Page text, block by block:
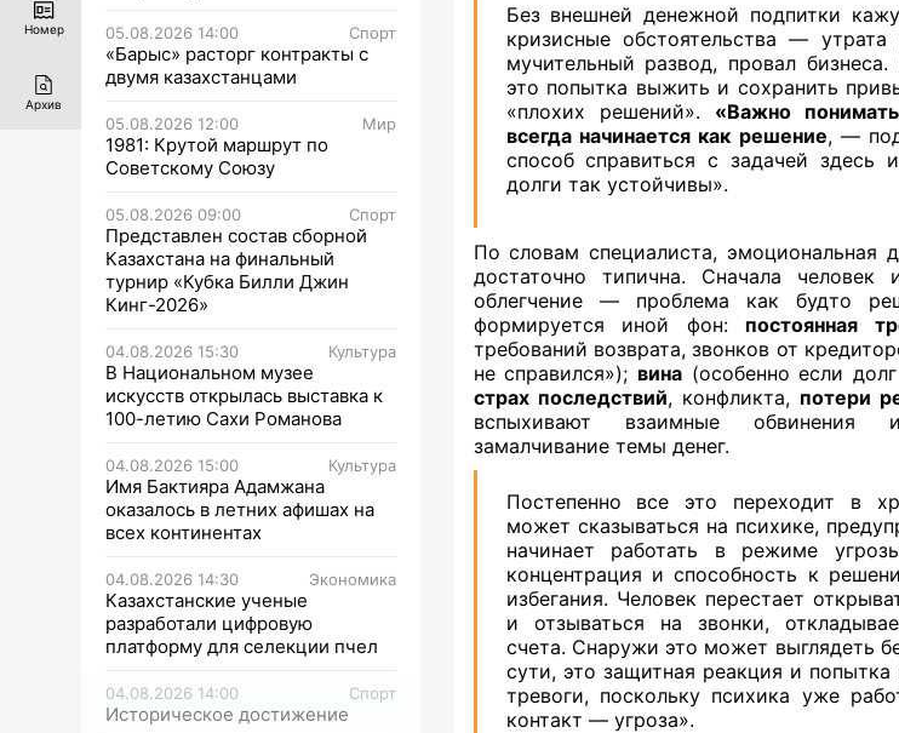
05.08.2026 14:00 Спорт
«Барыс» расторг контракты с
двумя казахстанцами
05.08.2026 12:00 Мир
1981: Крутой маршрут по
Советскому Союзу
05.08.2026 09:00 Спорт
Представлен состав сборной
Казахстана на финальный
турнир «Кубка Билли Джин
Кинг-2026»
04.08.2026 15:30 Культура
В Национальном музее
искусств открылась выставка к
100-летию Сахи Романова
04.08.2026 15:00 Культура
Имя Бактияра Адамжана
оказалось в летних афишах на
всех континентах
04.08.2026 14:30 Экономика
Казахстанские ученые
разработали цифровую
платформу для селекции пчел
04.08.2026 14:00 Спорт
Историческое достижение
Без внешней денежной подпитки
кризисные обстоятельства —
мучительный развод, провал
это попытка выжить и сохранить
«плохих решений». «Важно
всегда начинается как решение, —
способ справиться с задачей здесь
долги так устойчивы».
По словам специалиста, эмоциональная
достаточно типична. Сначала человек
облегчение — проблема как будто
формируется иной фон: постоянная
требований возврата, звонков от
не справился»); вина(особенно если
страх последствий, конфликта, потери
вспыхивают взаимные обвинения
замалчивание темы денег.
Постепенно все это переходит в
может сказываться на психике,
начинает работать в режиме
концентрация и способность к
избегания. Человек перестает
и отзываться на звонки,
счета. Снаружи это может выглядеть
сути, это защитная реакция и
тревоги, поскольку психика уже
контакт — угроза».
Номер
Архив